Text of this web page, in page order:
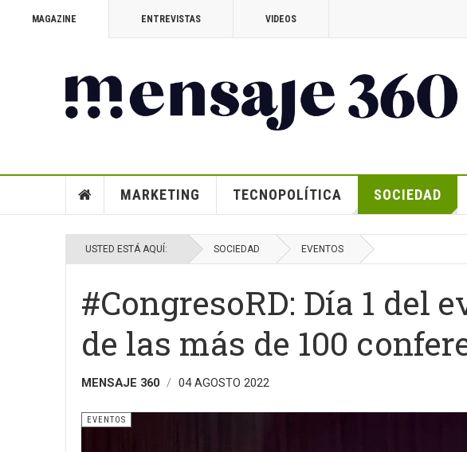
MAGAZINE ENTREVISTAS VIDEOS
MARKETING TECNOPOLÍTICA SOCIEDAD
USTED ESTÁ AQUÍ: SOCIEDAD EVENTOS
#CongresoRD: Día 1 del
de las más de 100
MENSAJE 360 04 AGOSTO 2022
EVENTOS